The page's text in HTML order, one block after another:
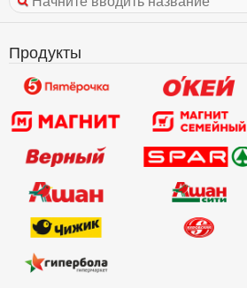
Продукты